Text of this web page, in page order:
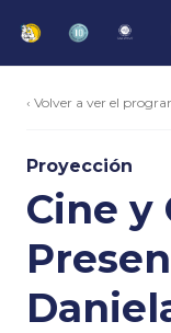
‹ Volver a ver el
Proyección
Cine y